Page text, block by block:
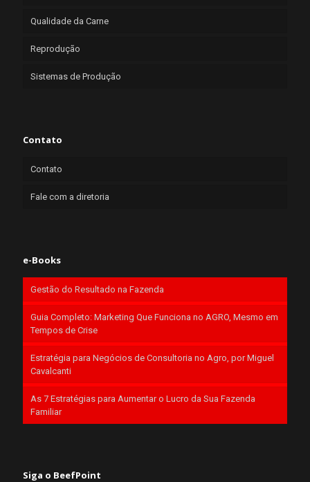
Qualidade da Carne
Reprodução
Sistemas de Produção
Contato
Contato
Fale com a diretoria
e-Books
Gestão do Resultado na Fazenda
Guia Completo: Marketing Que Funciona no AGRO, Mesmo em
Tempos de Crise
Estratégia para Negócios de Consultoria no Agro, por Miguel
Cavalcanti
As 7 Estratégias para Aumentar o Lucro da Sua Fazenda
Familiar
Siga o BeefPoint